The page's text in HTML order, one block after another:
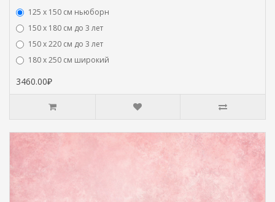
125 x 150 см ньюборн
150 х 180 см до 3 лет
150 х 220 см до 3 лет
180 х 250 см широкий
3460.00₽